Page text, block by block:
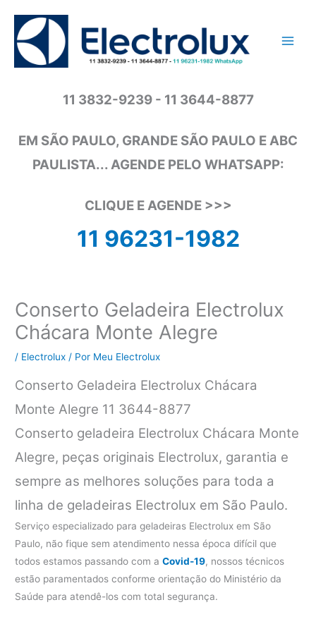
conteúdo
11 3832-9239 - 11 3644-8877
EM SÃO PAULO, GRANDE SÃO PAULO E ABC
PAULISTA... AGENDE PELO WHATSAPP:
CLIQUE E AGENDE >>>
11 96231-1982
Conserto Geladeira Electrolux
Chácara Monte Alegre
/ Electrolux / Por Meu Electrolux
Conserto Geladeira Electrolux Chácara
Monte Alegre 11 3644-8877
Conserto geladeira Electrolux Chácara Monte
Alegre, peças originais Electrolux, garantia e
sempre as melhores soluções para toda a
linha de geladeiras Electrolux em São Paulo.
Serviço especializado para geladeiras Electrolux em São
Paulo, não fique sem atendimento nessa época difícil que
todos estamos passando com aCovid-19, nossos técnicos
estão paramentados conforme orientação do Ministério da
Saúde para atendê-los com total segurança.